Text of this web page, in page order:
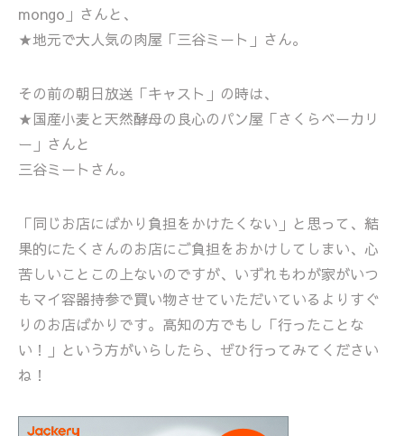
mongo」さんと、
★地元で大人気の肉屋「三谷ミート」さん。
その前の朝日放送「キャスト」の時は、
★国産小麦と天然酵母の良心のパン屋「さくらベーカリ
ー」さんと
三谷ミートさん。
「同じお店にばかり負担をかけたくない」と思って、結
果的にたくさんのお店にご負担をおかけしてしまい、心
苦しいことこの上ないのですが、いずれもわが家がいつ
もマイ容器持参で買い物させていただいているよりすぐ
りのお店ばかりです。高知の方でもし「行ったことな
い！」という方がいらしたら、ぜひ行ってみてください
ね！